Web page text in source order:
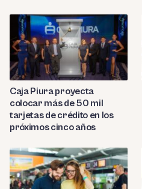
Caja Piura proyecta
colocar más de 50 mil
tarjetas de crédito en los
próximos cinco años